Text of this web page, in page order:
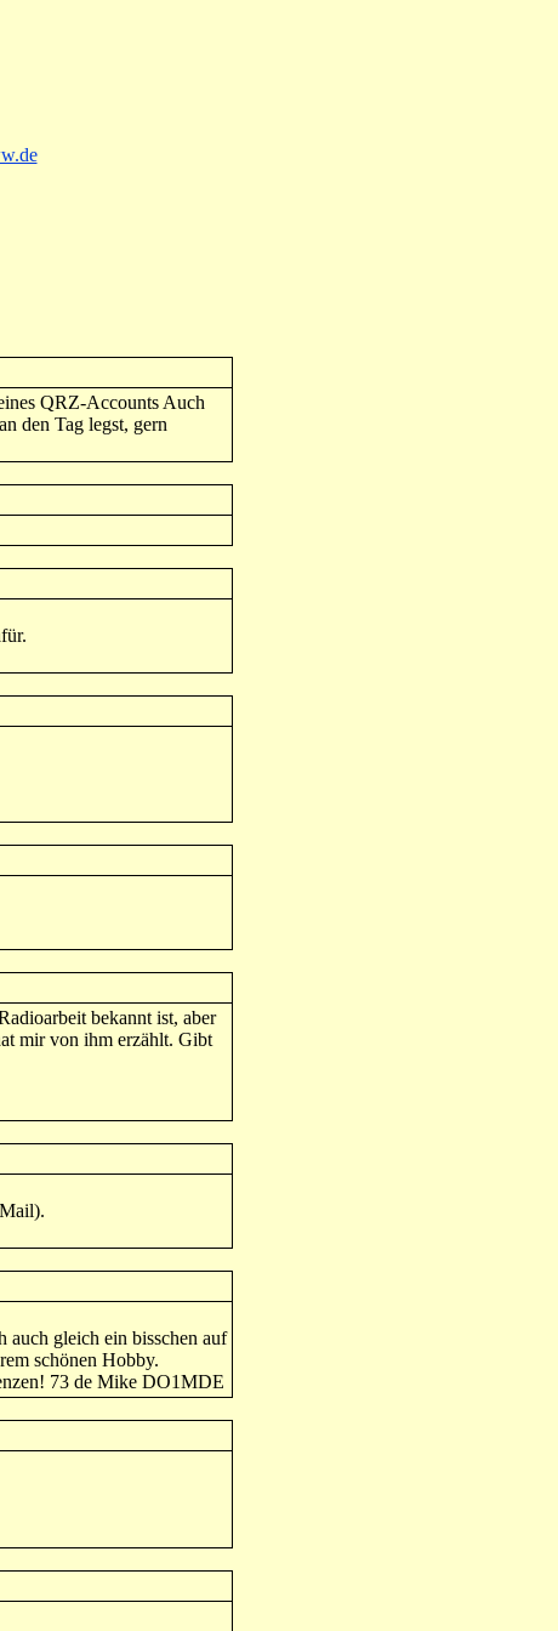
QRZ-Accounts Auch
den Tag legst, gern
bekannt ist, aber
mir von ihm erzählt. Gibt
auch gleich ein bisschen auf
schönen Hobby.
73 de Mike DO1MDE